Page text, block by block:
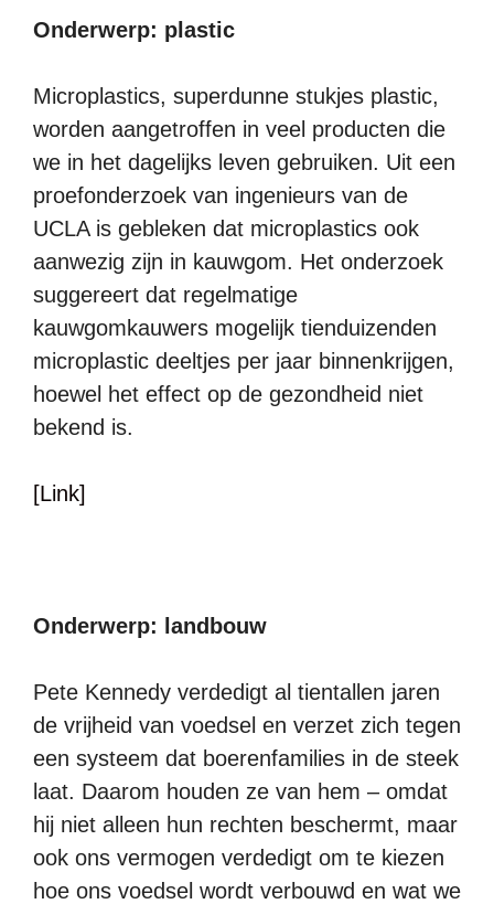
Onderwerp: plastic
Microplastics, superdunne stukjes plastic,
worden aangetroffen in veel producten die
we in het dagelijks leven gebruiken. Uit een
proefonderzoek van ingenieurs van de
UCLA is gebleken dat microplastics ook
aanwezig zijn in kauwgom. Het onderzoek
suggereert dat regelmatige
kauwgomkauwers mogelijk tienduizenden
microplastic deeltjes per jaar binnenkrijgen,
hoewel het effect op de gezondheid niet
bekend is.
[Link]
Onderwerp: landbouw
Pete Kennedy verdedigt al tientallen jaren
de vrijheid van voedsel en verzet zich tegen
een systeem dat boerenfamilies in de steek
laat. Daarom houden ze van hem – omdat
hij niet alleen hun rechten beschermt, maar
ook ons vermogen verdedigt om te kiezen
hoe ons voedsel wordt verbouwd en wat we